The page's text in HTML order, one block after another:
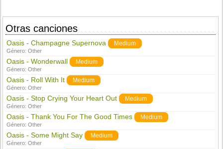
Otras canciones
Oasis - Champagne Supernova Medium
Género:Other
Oasis - Wonderwall Medium
Género:Other
Oasis - Roll With It Medium
Género:Other
Oasis - Stop Crying Your Heart Out Medium
Género:Other
Oasis - Thank You For The Good Times Medium
Género:Other
Oasis - Some Might Say Medium
Género:Other